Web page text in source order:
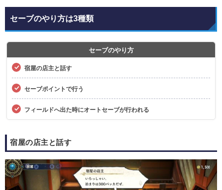
セーブのやり方は3種類
セーブのやり方
宿屋の店主と話す
セーブポイントで行う
フィールドへ出た時にオートセーブが行われる
宿屋の店主と話す